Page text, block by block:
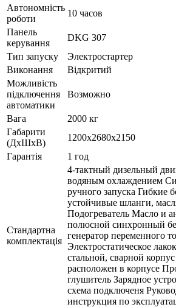
Автономність
роботи
10 часов
Панель
керування
DKG 307
Тип запуску
Электростартер
Виконання
Відкритий
Можливість
підключення
автоматики
Возможно
Вага
2000 кг
Габарити
(ДхШхВ)
1200x2680x2150
Гарантія
1 год
Стандартна
комплектація
4-тактный дизельный
водяным охлаждением
ручного запуска Гибкие
устойчивые шланги,
Подогреватель Масло и
полюсной синхронный
генератор переменного
Электростатическое
стальной, сварной
расположен в корпусе
глушитель Зарядное
схема подключеня
инструкция по